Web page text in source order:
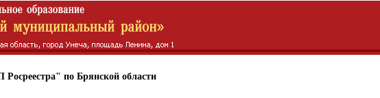
по Брянской области